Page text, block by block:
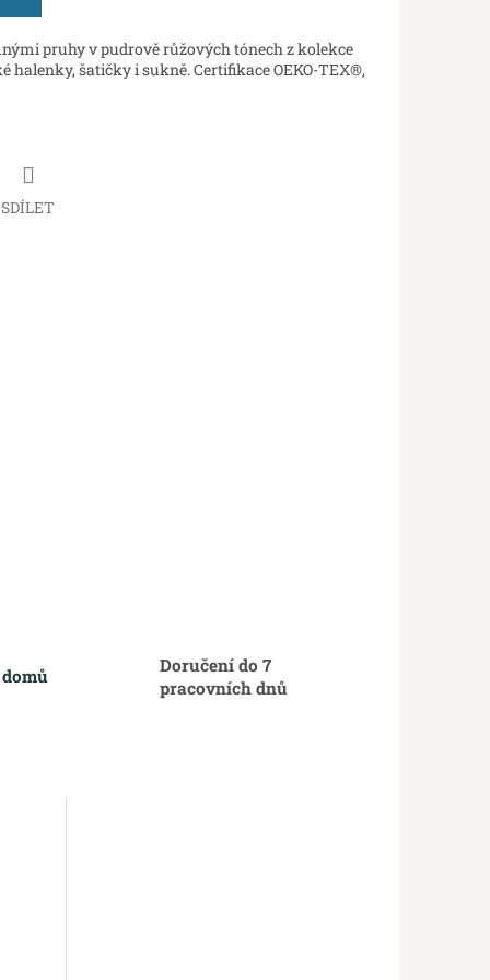
pruhy v pudrově růžových tónech z kolekce
halenky, šatičky i sukně. Certifikace OEKO-TEX®,
SDÍLET
Doručení do 7
pracovních dnů